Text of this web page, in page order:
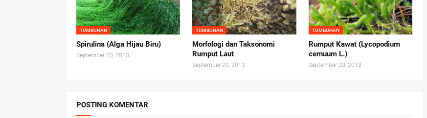
TUMBUHAN
Spirulina (Alga Hijau Biru)
September 20, 2013
TUMBUHAN
Morfologi dan Taksonomi
Rumput Laut
September 20, 2013
TUMBUHAN
Rumput Kawat (Lycopodium
cernuum L.)
September 20, 2013
POSTING KOMENTAR